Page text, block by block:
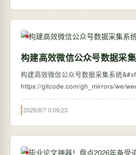
构建高效微信公众号数据采
构建高效微信公众号数据采集系统
2026/8/7 0:09:23